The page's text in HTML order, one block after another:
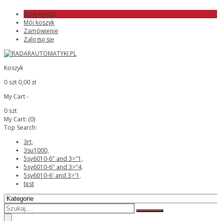
Moje konto
Mój koszyk
Zamówienie
Zaloguj się
Koszyk
0 szt 0,00 zł
My Cart -
0 szt
My Cart: (0)
Top Search:
3rt,
3su1000,
5sy6010-6" and 3>"1,
5sy6010-6" and 3>"4,
5sy6010-6' and 3>'1,
test